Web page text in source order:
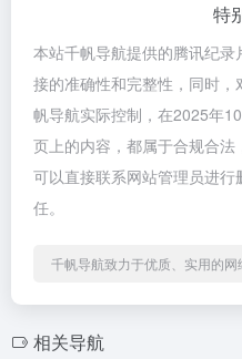
特
本站千帆导航提供的腾讯纪
接的准确性和完整性，同时
帆导航实际控制，在2025年
页上的内容，都属于合规合法
可以直接联系网站管理员进
任。
千帆导航致力于优质、实用的网
相关导航